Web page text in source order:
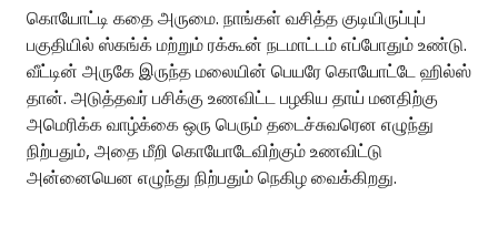
கொயோட்டி கதை அருமை. நாங்கள் வசித்த குடியிருப்புப்
பகுதியில் ஸ்கங்க் மற்றும் ரக்கூன் நடமாட்டம் எப்போதும் உண்டு.
வீட்டின் அருகே இருந்த மலையின் பெயரே கொயோட்டே ஹில்ஸ்
தான். அடுத்தவர் பசிக்கு உணவிட்ட பழகிய தாய் மனதிற்கு
அமெரிக்க வாழ்க்கை ஒரு பெரும் தடைச்சுவரென எழுந்து
நிற்பதும், அதை மீறி கொயோடேவிற்கும் உணவிட்டு
அன்னையென எழுந்து நிற்பதும் நெகிழ வைக்கிறது.